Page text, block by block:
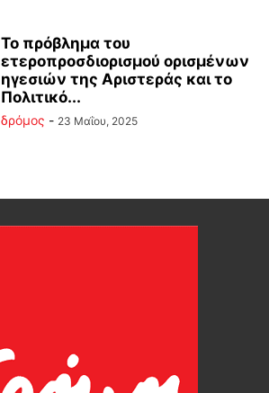
Το πρόβλημα του
ετεροπροσδιορισμού ορισμένων
ηγεσιών της Αριστεράς και το
Πολιτικό...
δρόμος - 23 Μαΐου, 2025